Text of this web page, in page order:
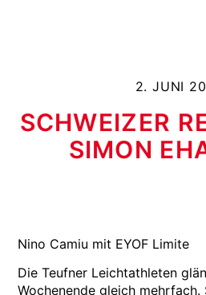
2. JUNI
SCHWEIZER
SIMON
Nino Camiu mit EYOF Limite
Die Teufner Leichtathleten
Wochenende gleich mehrfach.